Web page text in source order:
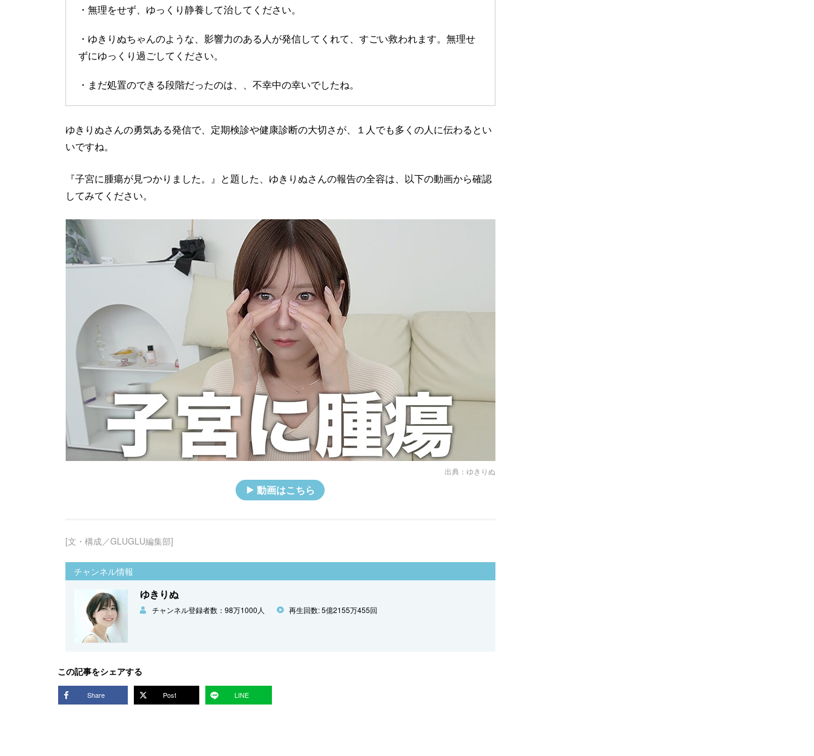
・無理をせず、ゆっくり静養して治してください。
・ゆきりぬちゃんのような、影響力のある人が発信してくれて、すごい救われます。無理せ
ずにゆっくり過ごしてください。
・まだ処置のできる段階だったのは、、不幸中の幸いでしたね。
ゆきりぬさんの勇気ある発信で、定期検診や健康診断の大切さが、１人でも多くの人に伝わるとい
いですね。
『子宮に腫瘍が見つかりました。』と題した、ゆきりぬさんの報告の全容は、以下の動画から確認
してみてください。
出典： ゆきりぬ
動画はこちら
[文・構成／GLUGLU編集部]
チャンネル情報
ゆきりぬ
チャンネル登録者数：98万1000人 再生回数: 5億2155万455回
この記事をシェアする
Share Post LINE